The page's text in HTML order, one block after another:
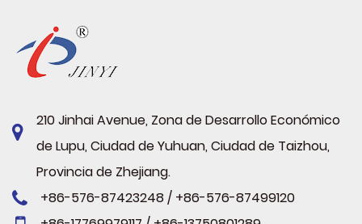
210 Jinhai Avenue, Zona de Desarrollo Económico
de Lupu, Ciudad de Yuhuan, Ciudad de Taizhou,
Provincia de Zhejiang.
+86-576-87423248 / +86-576-87499120